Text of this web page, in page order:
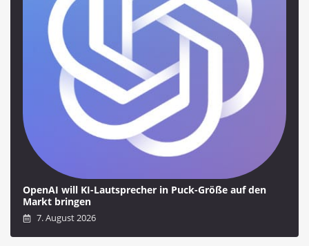
OpenAI will KI-Lautsprecher in Puck-Größe auf den
Markt bringen
7. August 2026